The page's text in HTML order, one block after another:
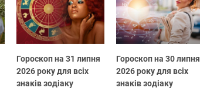
Гороскоп на 31 липня
2026 року для всіх
знаків зодіаку
Гороскоп на 30 липня
2026 року для всіх
знаків зодіаку